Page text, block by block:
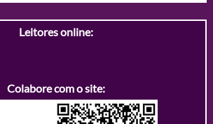
Leitores online:
Colabore com o site: